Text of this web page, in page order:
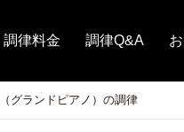
調律料金 調律Q&A
グランドピアノ）の調律